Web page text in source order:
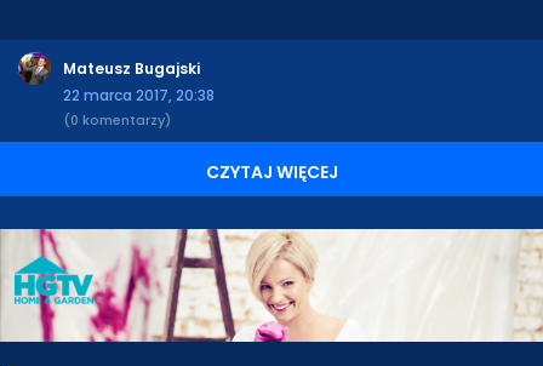
Mateusz Bugajski
22 marca 2017, 20:38
(0 komentarzy)
CZYTAJ WIĘCEJ